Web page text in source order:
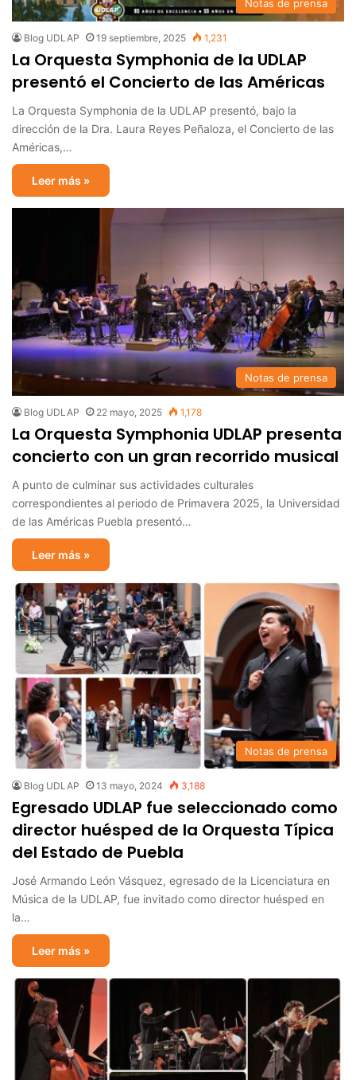
Notas de prensa
Blog UDLAP 19 septiembre, 2025 1,231
La Orquesta Symphonia de la UDLAP
presentó el Concierto de las Américas
La Orquesta Symphonia de la UDLAP presentó, bajo la
dirección de la Dra. Laura Reyes Peñaloza, el Concierto de las
Américas,…
Leer más »
Notas de prensa
Blog UDLAP 22 mayo, 2025 1,178
La Orquesta Symphonia UDLAP presenta
concierto con un gran recorrido musical
A punto de culminar sus actividades culturales
correspondientes al periodo de Primavera 2025, la Universidad
de las Américas Puebla presentó…
Leer más »
Notas de prensa
Blog UDLAP 13 mayo, 2024 3,188
Egresado UDLAP fue seleccionado como
director huésped de la Orquesta Típica
del Estado de Puebla
José Armando León Vásquez, egresado de la Licenciatura en
Música de la UDLAP, fue invitado como director huésped en
la…
Leer más »